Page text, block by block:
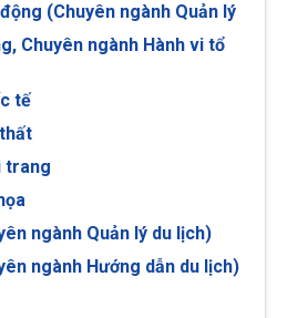
(Chuyên ngành Quản lý
Chuyên ngành Hành vi tổ
tế
trang
ngành Quản lý du lịch)
ngành Hướng dẫn du lịch)